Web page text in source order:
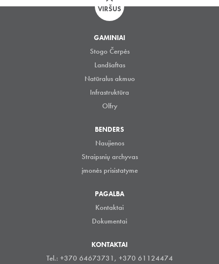
VIRŠUS
GAMINIAI
Stogo Čerpės
Landšaftas
Natūralus akmuo
Infrastruktūra
Olfry
BENDERS
Naujienos
Straipsnių archyvas
įmonės prisistatyme
PAGALBA
Kontaktai
Dokumentai
KONTAKTAI
Tel.: +370 64673731, +370 61124474